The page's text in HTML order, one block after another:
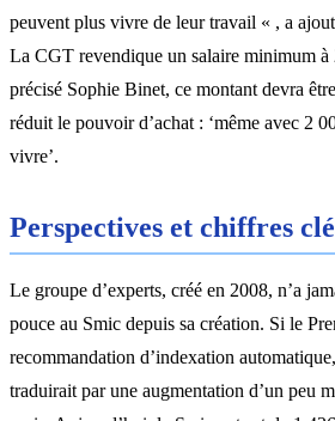
peuvent plus vivre de leur travail « , a
La CGT revendique un salaire minimum à
précisé Sophie Binet, ce montant devra
réduit le pouvoir d’achat : ‘même avec 2
vivre’.
Perspectives et chiffres
Le groupe d’experts, créé en 2008, n’a
pouce au Smic depuis sa création. Si le
recommandation d’indexation
traduirait par une augmentation d’un peu